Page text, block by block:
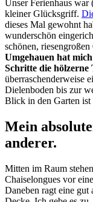
Unser Ferienhaus war
kleiner Glücksgriff.
dieses Mal gewohnt
wunderschön
schönen,
Umgehauen hat
Schritte die hölzerne
überraschenderweise
Dielenboden bis zur
Blick in den Garten ist
Mein
anderer.
Mitten im Raum
Chaiselongues vor
Daneben ragt eine gut